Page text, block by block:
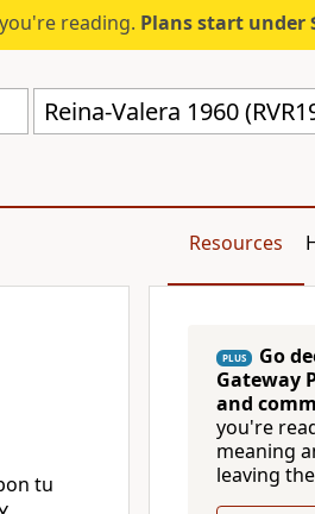
reading. Plans start under
Reina-Valera 1960
Resources
tu
PLUS Go
Gateway
and
you're
meaning
leaving